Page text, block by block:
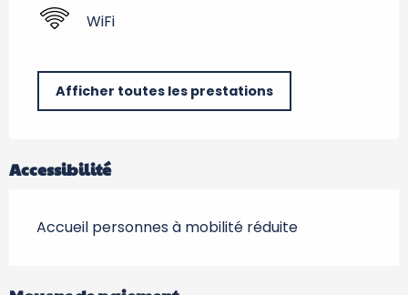
WiFi
Afficher toutes les prestations
Accessibilité
Accueil personnes à mobilité réduite